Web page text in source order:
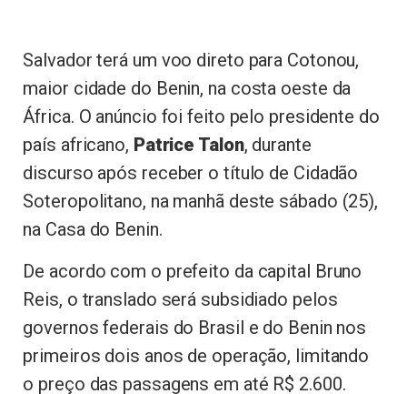
Salvador terá um voo direto para Cotonou,
maior cidade do Benin, na costa oeste da
África. O anúncio foi feito pelo presidente do
país africano, Patrice Talon, durante
discurso após receber o título de Cidadão
Soteropolitano, na manhã deste sábado (25),
na Casa do Benin.
De acordo com o prefeito da capital Bruno
Reis, o translado será subsidiado pelos
governos federais do Brasil e do Benin nos
primeiros dois anos de operação, limitando
o preço das passagens em até R$ 2.600.